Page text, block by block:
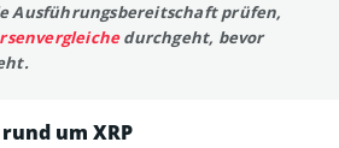
Ausführungsbereitschaft prüfen,
durchgeht, bevor
um XRP